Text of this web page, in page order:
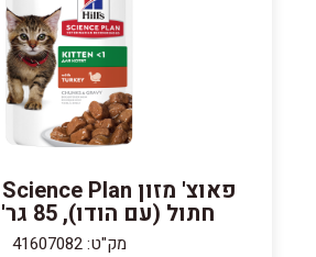
חתול (עם הודו), 85 גר' (12 יח')
מק"ט: 41607082